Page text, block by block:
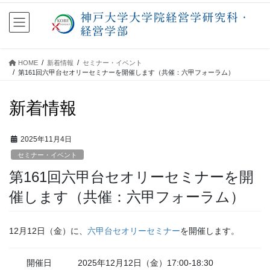
コ
ナ
HOME 新着情報
セミナー・イベント
第161回六甲台セオリーセミナーを開催します（共催：六甲フォーラム）
新着情報
2025年11月4日
セミナー・イベント
第161回六甲台セオリーセミナーを開
催します（共催：六甲フォーラム）
12月12日（金）に、 六甲台セオリーセミナーを開催します。
開催日 2025年12月12日（金）17:00-18:30